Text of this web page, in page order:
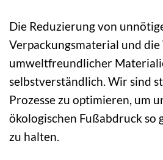
Die Reduzierung von
Verpackungsmaterial und
umweltfreundlicher
selbstverständlich. Wir sind
Prozesse zu optimieren, um
ökologischen Fußabdruck so
zu halten.